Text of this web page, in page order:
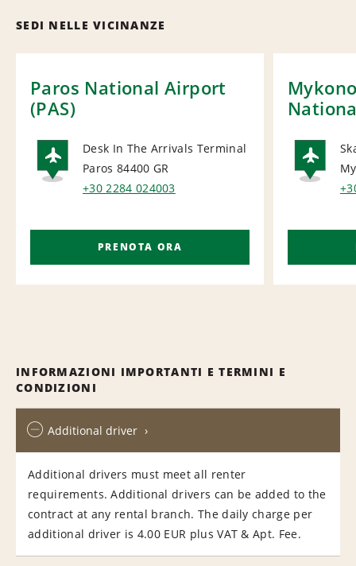
SEDI NELLE VICINANZE
Paros National Airport
(PAS)
AIRPORT
Desk In The Arrivals Terminal
Paros 84400 GR
+30 2284 024003
PRENOTA ORA
INFORMAZIONI IMPORTANTI E TERMINI E
CONDIZIONI
Additional driver
Additional drivers must meet all renter
requirements. Additional drivers can be added to the
contract at any rental branch. The daily charge per
additional driver is 4.00 EUR plus VAT & Apt. Fee.